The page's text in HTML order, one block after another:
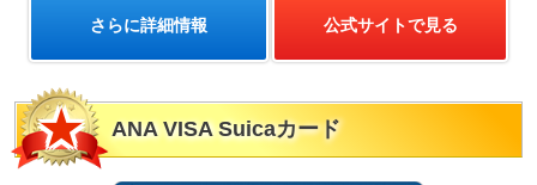
さらに詳細情報 公式サイトで見る
ANA VISA Suicaカード